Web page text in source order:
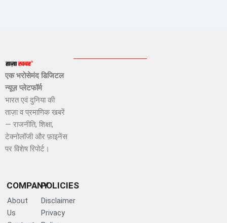
एक भरोसेमंद डिजिटल
न्यूज़ प्लेटफॉर्म
भारत एवं दुनिया की
ताज़ा व प्रमाणिक खबरें
— राजनीति, शिक्षा,
टेक्नोलॉजी और फ़ाइनेंस
पर विशेष रिपोर्ट।
COMPANY
About
Us
POLICIES
Disclaimer
Privacy